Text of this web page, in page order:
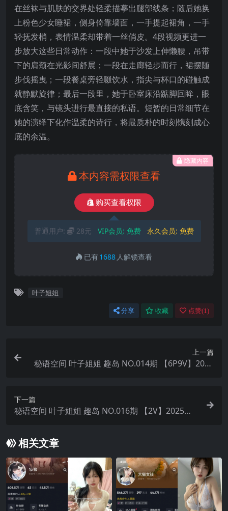
在丝袜与肌肤的交界处轻柔描摹出腿部线条；随后她换
上粉色少女睡裙，侧身倚靠墙面，一手提起裙角，一手
轻抚发梢，表情温柔却带着一丝俏皮。4段视频更进一
步放大这些日常动作：一段中她于沙发上伸懒腰，吊带
下的肩颈在光影间舒展；一段在走廊轻步而行，裙摆随
步伐摇曳；一段餐桌旁轻啜饮水，指尖与杯口的碰触成
就静默旋律；最后一段里，她于卧室床沿踮脚回眸，眼
底含笑，与镜头进行最直接的私语。短暂的日常细节在
她的演绎下化作温柔的诗行，将最质朴的时刻镌刻成心
底的余温。
隐藏内容
本内容需权限查看
购买查看权限
普通用户: 28元 VIP会员: 免费 永久会员: 免费
已有1688 人解锁查看
叶子姐姐
分享 收藏 点赞(1 )
上一篇
秘语空间 叶子姐姐 趣岛 NO.014期 【6P9V】2025
下一篇
秘语空间 叶子姐姐 趣岛 NO.016期 【2V】2025年
相关文章